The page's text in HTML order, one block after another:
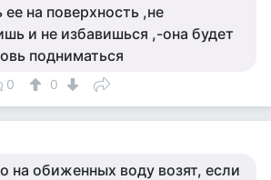
на поверхность ,не
и не избавишься ,-она будет
подниматься
0 0
на обиженных воду возят, если